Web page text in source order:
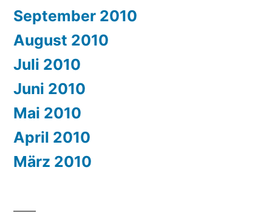
September 2010
August 2010
Juli 2010
Juni 2010
Mai 2010
April 2010
März 2010